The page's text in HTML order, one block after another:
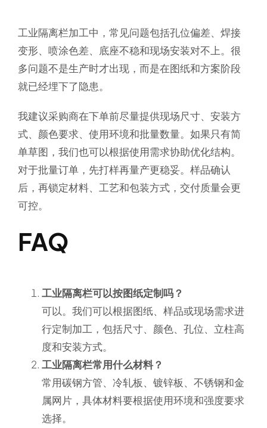
工业隔离栏加工中，常见问题包括孔位偏差、焊接
变形、喷涂色差、底座不稳和现场安装对不上。很
多问题不是生产时才出现，而是在图纸和方案阶段
就已经埋下了隐患。
我建议采购商在下单前尽量提供现场尺寸、安装方
式、颜色要求、使用环境和批量数量。如果只有简
单草图，我们也可以根据使用需求协助优化结构。
对于批量订单，先打样再量产更稳妥。样品确认
后，再锁定材料、工艺和包装方式，交付质量会更
可控。
FAQ
工业隔离栏可以按图纸定制吗？
可以。我们可以根据图纸、样品或现场需求进
行定制加工，包括尺寸、颜色、孔位、立柱高
度和安装方式。
工业隔离栏常用什么材料？
常用碳钢方管、冷轧板、镀锌板、不锈钢和金
属网片，具体材料要根据使用环境和强度要求
选择。